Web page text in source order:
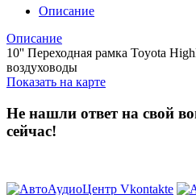
Описание
Описание
10'' Переходная рамка Toyota
воздуховоды
Показать на карте
Не нашли ответ на свой
сейчас!